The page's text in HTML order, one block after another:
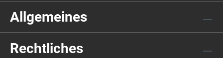
Allgemeines
Rechtliches